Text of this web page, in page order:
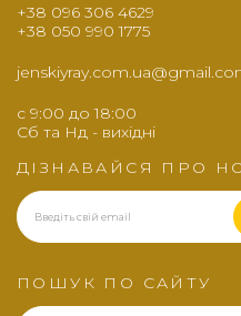
+38 096 306 4629
+38 050 990 1775
c 9:00 до 18:00
Сб та Нд - вихідні
ДІЗНАВАЙСЯ ПРО
ПОШУК ПО САЙТУ